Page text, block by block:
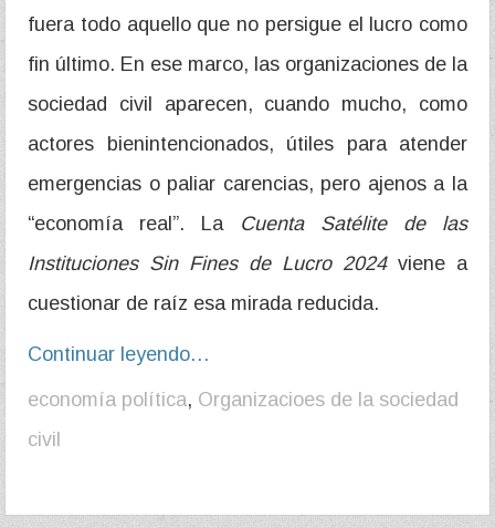
fuera todo aquello que no persigue el lucro como
fin último. En ese marco, las organizaciones de la
sociedad civil aparecen, cuando mucho, como
actores bienintencionados, útiles para atender
emergencias o paliar carencias, pero ajenos a la
“economía real”. La Cuenta Satélite de las
Instituciones Sin Fines de Lucro 2024viene a
cuestionar de raíz esa mirada reducida.
Continuar leyendo…
economía política, Organizacioes de la sociedad
civil